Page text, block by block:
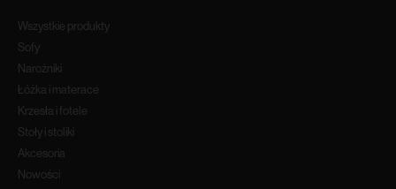
Wszystkie produkty
Sofy
Narożniki
Łóżka i materace
Krzesła i fotele
Stoły i stoliki
Akcesoria
Nowości